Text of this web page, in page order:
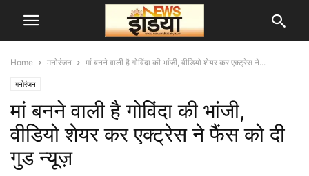
Home मनोरंजन मां बनने वाली है गोविंदा की भांजी, वीडियो शेयर कर एक्ट्रेस ने...
मनोरंजन
मां बनने वाली है गोविंदा की भांजी,
वीडियो शेयर कर एक्ट्रेस ने फैंस को दी
गुड न्यूज़